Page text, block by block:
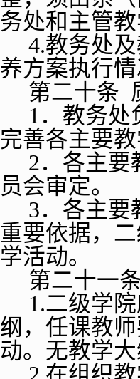
务处和主管
4.教务处
养方案执行
第二十条
1．教务处
完善各主要
2．各主要
员会审定。
3．各主要
重要依据，
学活动。
第二十一
1.二级学
纲，任课教
动。无教学